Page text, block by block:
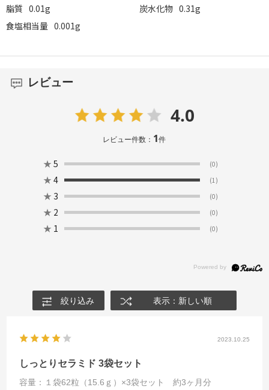
脂質 0.01g 炭水化物 0.31g
食塩相当量 0.001g
レビュー
4.0
レビュー件数： 1件
★ 5 (0)
★ 4 (1)
★ 3 (0)
★ 2 (0)
★ 1 (0)
絞り込み 表示：新しい順
2023.10.25
しっとりセラミド 3袋セット
容量：１袋62粒（15.6ｇ）×3袋セット 約3ヶ月分